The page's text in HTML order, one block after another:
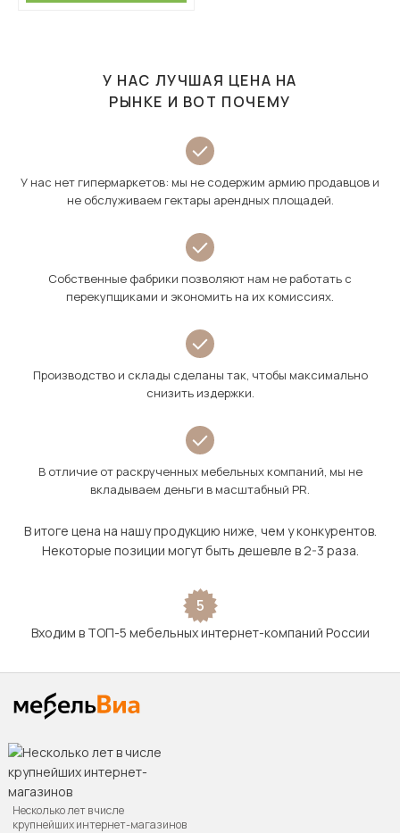
У НАС ЛУЧШАЯ ЦЕНА НА
РЫНКЕ И ВОТ ПОЧЕМУ
У нас нет гипермаркетов: мы не содержим армию продавцов и
не обслуживаем гектары арендных площадей.
Собственные фабрики позволяют нам не работать с
перекупщиками и экономить на их комиссиях.
Производство и склады сделаны так, чтобы максимально
снизить издержки.
В отличие от раскрученных мебельных компаний, мы не
вкладываем деньги в масштабный PR.
В итоге цена на нашу продукцию ниже, чем у конкурентов.
Некоторые позиции могут быть дешевле в 2-3 раза.
5
Входим в ТОП-5 мебельных интернет-компаний России
Несколько лет в числе
крупнейших интернет-магазинов